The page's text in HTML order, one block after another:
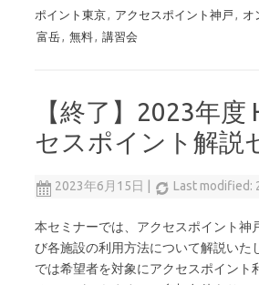
ポイント東京, アクセスポイント神戸 , オ
富岳, 無料, 講習会
【終了】2023年度
セスポイント解説
2023年6月15日 Last modified:
本セミナーでは、アクセスポイント神
び各施設の利用方法について解説いた
では希望者を対象にアクセスポイント